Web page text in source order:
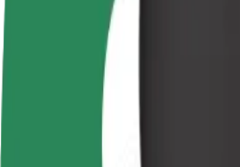
Hur tar man sig från Sello till
Letar du efter det smidigaste sättet att
Katajanokka Terminal